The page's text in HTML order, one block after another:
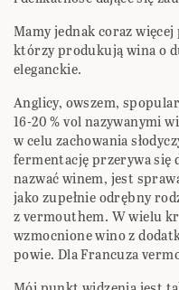
Mamy jednak coraz
którzy produkują wina o
eleganckie.
Anglicy, owszem,
16-20 % vol nazywanymi
w celu zachowania
fermentację przerywa się
nazwać winem, jest
jako zupełnie odrębny
z vermouthem. W wielu
wzmocnione wino z
powie. Dla Francuza